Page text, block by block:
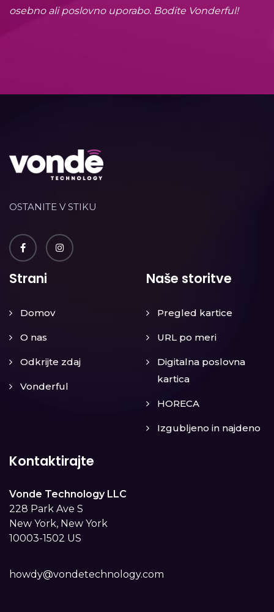
osebno ali poslovno uporabo. Bodite Vonderful!
OSTANITE V STIKU
Strani
Domov
O nas
Odkrijte zdaj
Vonderful
Naše storitve
Pregled kartice
URL po meri
Digitalna poslovna
kartica
HORECA
Izgubljeno in najdeno
Kontaktirajte
Vonde Technology LLC
228 Park Ave S
New York, New York
10003-1502 US
howdy@vondetechnology.com